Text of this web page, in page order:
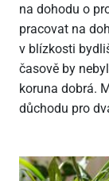
na dohodu o
pracovat na
v blízkosti
časově by
koruna dobrá.
důchodu pro